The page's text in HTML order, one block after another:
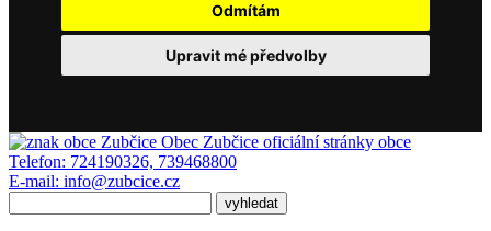
Odmítám
Upravit mé předvolby
Obec Zubčice oficiální stránky obce
Telefon: 724190326, 739468800
E-mail: info@zubcice.cz